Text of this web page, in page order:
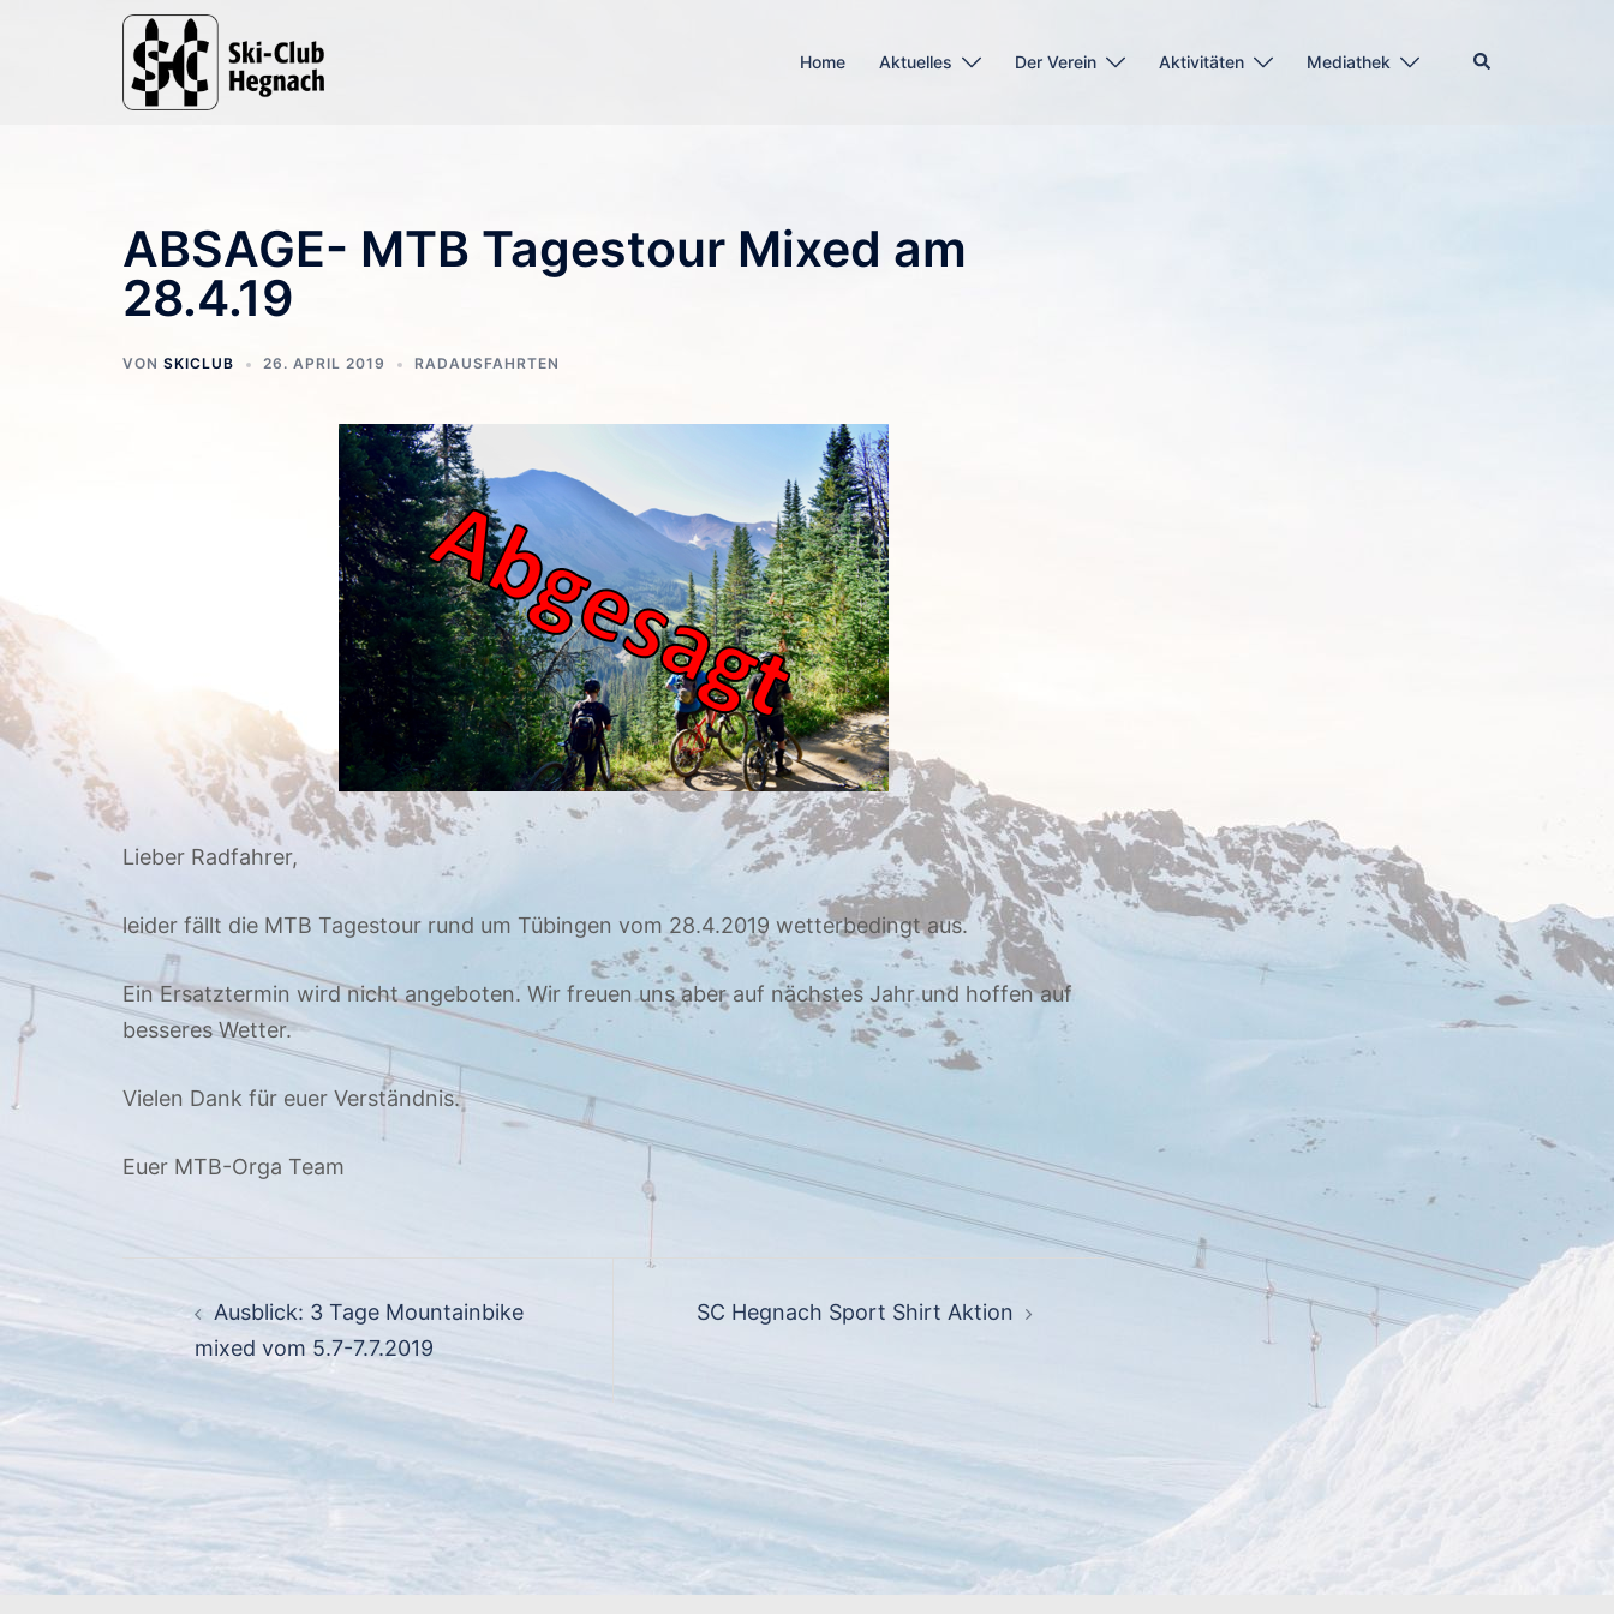
Home Aktuelles Der Verein Aktivitäten Mediathek Suche
ABSAGE- MTB Tagestour Mixed am
28.4.19
VON SKICLUB 26. APRIL 2019 RADAUSFAHRTEN
Lieber Radfahrer,
leider fällt die MTB Tagestour rund um Tübingen vom 28.4.2019 wetterbedingt aus.
Ein Ersatztermin wird nicht angeboten. Wir freuen uns aber auf nächstes Jahr und hoffen auf
besseres Wetter.
Vielen Dank für euer Verständnis.
Euer MTB-Orga Team
Ausblick: 3 Tage Mountainbike
mixed vom 5.7-7.7.2019
SC Hegnach Sport Shirt Aktion